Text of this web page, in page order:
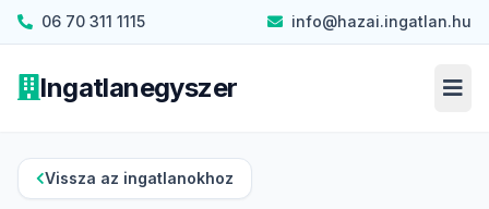
06 70 311 1115 info@hazai.ingatlan.hu
Ingatlanegyszer
Vissza az ingatlanokhoz